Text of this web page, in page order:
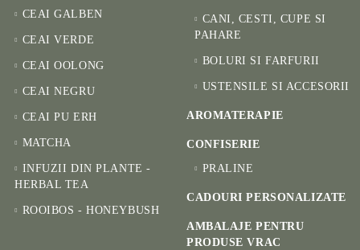
CEAI GALBEN
CEAI VERDE
CEAI OOLONG
CEAI NEGRU
CEAI PU ERH
MATCHA
INFUZII DIN PLANTE -
HERBAL TEA
ROOIBOS - HONEYBUSH
CANI, CESTI, CUPE SI
PAHARE
BOLURI SI FARFURII
USTENSILE SI ACCESORII
AROMATERAPIE
CONFISERIE
PRALINE
CADOURI PERSONALIZATE
AMBALAJE PENTRU
PRODUSE VRAC